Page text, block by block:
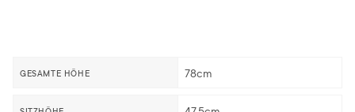
GESAMTE HÖHE 78cm